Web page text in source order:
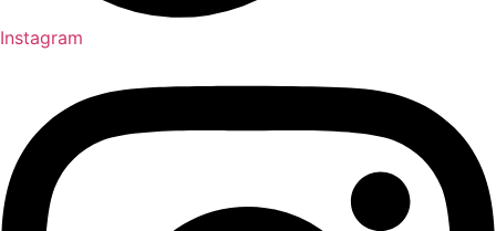
Instagram